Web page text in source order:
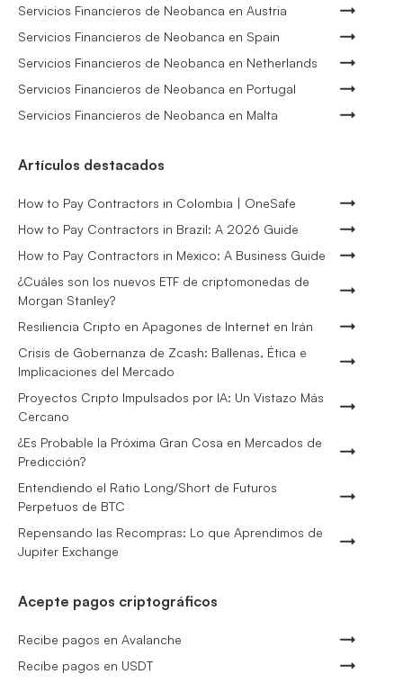
Servicios Financieros de Neobanca en Austria
Servicios Financieros de Neobanca en Spain
Servicios Financieros de Neobanca en Netherlands
Servicios Financieros de Neobanca en Portugal
Servicios Financieros de Neobanca en Malta
Artículos destacados
How to Pay Contractors in Colombia | OneSafe
How to Pay Contractors in Brazil: A 2026 Guide
How to Pay Contractors in Mexico: A Business Guide
¿Cuáles son los nuevos ETF de criptomonedas de
Morgan Stanley?
Resiliencia Cripto en Apagones de Internet en Irán
Crisis de Gobernanza de Zcash: Ballenas, Ética e
Implicaciones del Mercado
Proyectos Cripto Impulsados por IA: Un Vistazo Más
Cercano
¿Es Probable la Próxima Gran Cosa en Mercados de
Predicción?
Entendiendo el Ratio Long/Short de Futuros
Perpetuos de BTC
Repensando las Recompras: Lo que Aprendimos de
Jupiter Exchange
Acepte pagos criptográficos
Recibe pagos en Avalanche
Recibe pagos en USDT